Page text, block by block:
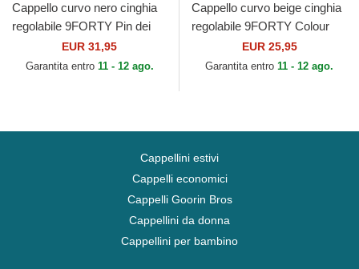
Cappello curvo nero cinghia
regolabile 9FORTY Pin dei
Chicago Bulls NBA di New
Era
EUR 31,95
Garantita entro 11 - 12 ago.
Cappello curvo beige cinghia
regolabile 9FORTY Colour
Block dei Chicago Bulls NBA
di New Era
EUR 25,95
Garantita entro 11 - 12 ago.
Cappellini estivi
Cappelli economici
Cappelli Goorin Bros
Cappellini da donna
Cappellini per bambino